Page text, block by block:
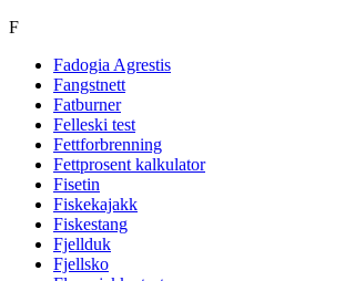
F
Fadogia Agrestis
Fangstnett
Fatburner
Felleski test
Fettforbrenning
Fettprosent kalkulator
Fisetin
Fiskekajakk
Fiskestang
Fjellduk
Fjellsko